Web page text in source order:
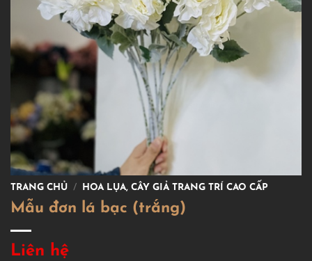
TRANG CHỦ / HOA LỤA, CÂY GIẢ TRANG TRÍ CAO CẤP
Mẫu đơn lá bạc (trắng)
Liên hệ